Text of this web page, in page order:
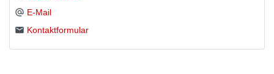
E-Mail
Kontaktformular